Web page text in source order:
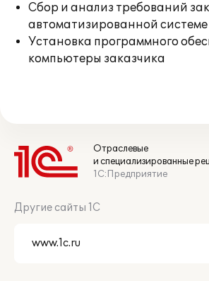
Сбор и анализ требований
автоматизированной системе
Установка программного
компьютеры заказчика
Отраслевые
и специализированные
1С:Предприятие
Другие сайты 1С